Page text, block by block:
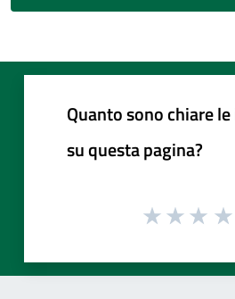
Quanto sono chiare
su questa pagina?